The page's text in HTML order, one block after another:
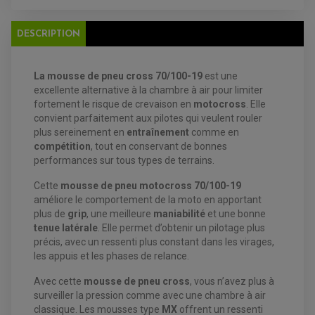
BOUGIE NGK
FILTRE A AIR
PRODUIT D'ENTRETIEN
EQUIPEMENT ELECTRIQUE QUAD / SSV
ACCESSOIRES ELECTRIQUE QUAD / SSV
BOITIER CDI QUAD ET SSV
CHARGEUR DE BATTERIE QUAD / SSV
COMPTEUR QUAD / SSV
CONTACTEUR A CLÉ QUAD
ECLAIRAGE LED / HALOGÈNE
STATOR ET REDRESSEUR / REGULATEUR
VENTILATEUR DE RADIATEUR
DESCRIPTION
La mousse de pneu cross 70/100-19 est une
excellente alternative à la chambre à air pour limiter
fortement le risque de crevaison en motocross . Elle
convient parfaitement aux pilotes qui veulent rouler
plus sereinement en entraînement comme en
compétition, tout en conservant de bonnes
performances sur tous types de terrains.
Cette mousse de pneu motocross 70/100-19
améliore le comportement de la moto en apportant
plus de grip, une meilleure maniabilité et une bonne
tenue latérale . Elle permet d’obtenir un pilotage plus
précis, avec un ressenti plus constant dans les virages,
les appuis et les phases de relance.
Avec cette mousse de pneu cross, vous n’avez plus à
surveiller la pression comme avec une chambre à air
classique. Les mousses type MX offrent un ressenti